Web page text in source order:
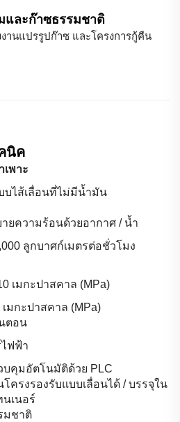
และก๊าซธรรมชาติ
านแปรรูปก๊าซ และโครงการกู้คืน
นิค
พาะ
บไส้เลื่อนที่ไม่มีน้ำมัน
ายความร้อนด้วยอากาศ / น้ำ
ลูกบาศก์เมตรต่อชั่วโมง
เมกะปาสคาล (MPa)
เมกะปาสคาล (MPa)
ตอน
ฟฟ้า
บคุมอัตโนมัติด้วย PLC
โครงรองรับแบบเลื่อนได้ / บรรจุใน
นเนอร์
มชาติ